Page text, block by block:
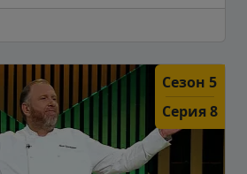
Сезон 5
Серия 8